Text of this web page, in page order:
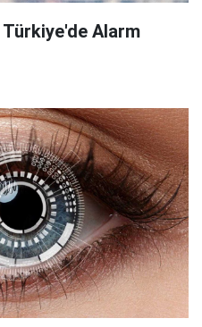
Türkiye'de Alarm